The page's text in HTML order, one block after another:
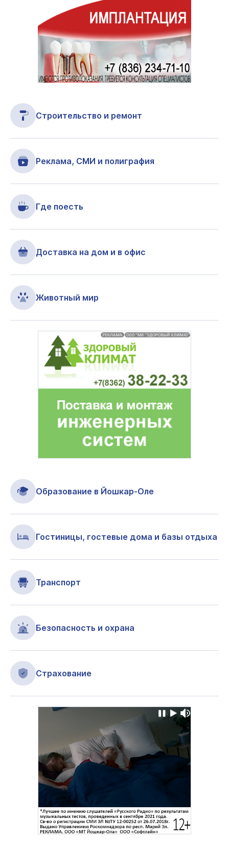
Строительство и ремонт
Реклама, СМИ и полиграфия
Где поесть
Доставка на дом и в офис
Животный мир
Образование в Йошкар-Оле
Гостиницы, гостевые дома и базы отдыха
Транспорт
Безопасность и охрана
Страхование